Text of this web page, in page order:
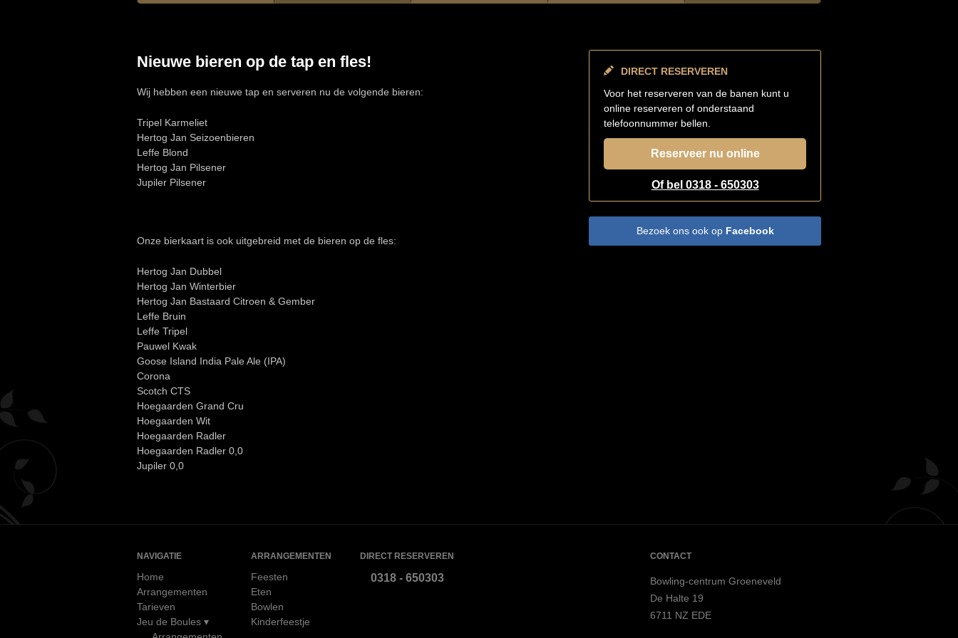
Nieuwe bieren op de tap en fles!
Wij hebben een nieuwe tap en serveren nu de volgende bieren:
Tripel Karmeliet
Hertog Jan Seizoenbieren
Leffe Blond
Hertog Jan Pilsener
Jupiler Pilsener
Onze bierkaart is ook uitgebreid met de bieren op de fles:
Hertog Jan Dubbel
Hertog Jan Winterbier
Hertog Jan Bastaard Citroen & Gember
Leffe Bruin
Leffe Tripel
Pauwel Kwak
Goose Island India Pale Ale (IPA)
Corona
Scotch CTS
Hoegaarden Grand Cru
Hoegaarden Wit
Hoegaarden Radler
Hoegaarden Radler 0,0
Jupiler 0,0
DIRECT RESERVEREN
Voor het reserveren van de banen kunt u
online reserveren of onderstaand
telefoonnummer bellen.
Reserveer nu online
Of bel 0318 - 650303
Bezoek ons ook op Facebook
NAVIGATIE
Home
Arrangementen
Tarieven
Jeu de Boules
ARRANGEMENTEN
Feesten
Eten
Bowlen
Kinderfeestje
DIRECT RESERVEREN
0318 - 650303
CONTACT
Bowling-centrum Groeneveld
De Halte 19
6711 NZ EDE